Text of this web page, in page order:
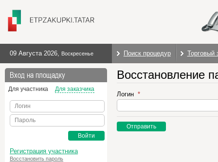
09 Августа 2026, Воскресенье Поиск процедур Торговый
Вход на площадку
Для участника Для заказчика
Логин
Пароль
Войти
Регистрация участника
Восстановить пароль
Восстановление
Логин
Отправить